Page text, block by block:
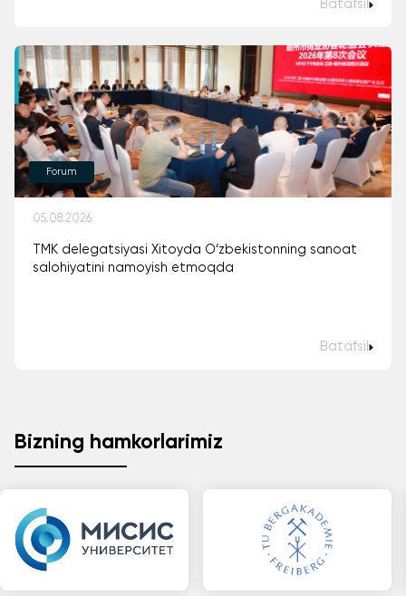
Batafsil
Forum
05.08.2026
TMK delegatsiyasi Xitoyda O‘zbekistonning sanoat
salohiyatini namoyish etmoqda
Batafsil
Bizning hamkorlarimiz